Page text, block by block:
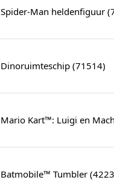
Spider-Man heldenfiguur
Dinoruimteschip (71514)
Mario Kart™: Luigi en
Batmobile™ Tumbler